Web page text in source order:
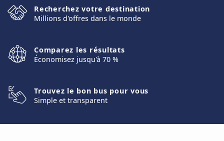
Recherchez votre destination
Millions d'offres dans le monde
Comparez les résultats
Économisez jusqu'à 70 %
Trouvez le bon bus pour vous
Simple et transparent